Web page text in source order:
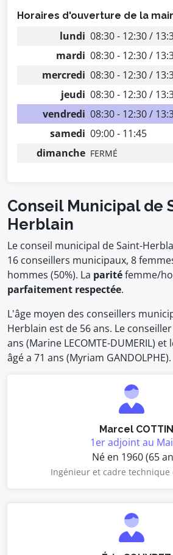
Horaires d'ouverture de la
lundi 08:30 - 12:30 /
mardi 08:30 - 12:30 /
mercredi 08:30 - 12:30 /
jeudi 08:30 - 12:30 /
vendredi 08:30 - 12:30 /
samedi 09:00 - 11:45
dimanche FERMÉ
Conseil Municipal de
Herblain
Le conseil municipal de Saint-
16 conseillers municipaux, 8
hommes (50%). La paritéfemme/
parfaitement respectée.
L'âge moyen des conseillers
Herblain est de 56 ans. Le
ans (Marine LECOMTE-DUMERIL)
âgé a 71 ans (Myriam GANDOLPHE).
Marcel COTTIN
1er adjoint au
Né en 1960 (65
Ingénieur et cadre